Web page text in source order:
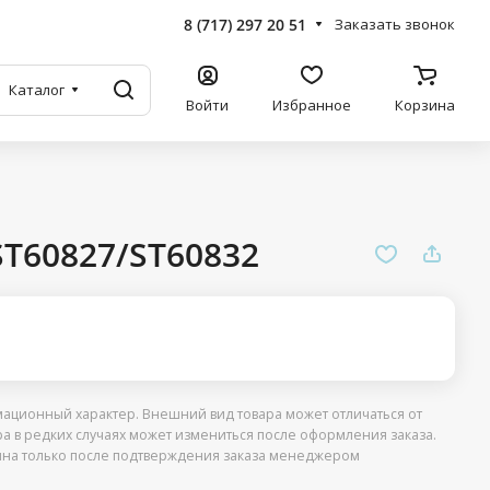
8 (717) 297 20 51 Заказать звонок
Каталог
Войти Избранное Корзина
ST60832
характер. Внешний вид товара может отличаться от
в редких случаях может измениться после оформления заказа.
только после подтверждения заказа менеджером